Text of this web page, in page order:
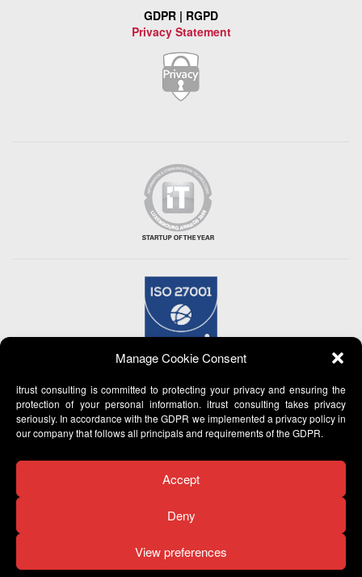
Manage Cookie Consent
itrust consulting is committed to protecting your privacy and ensuring the
protection of your personal information. itrust consulting takes privacy
seriously. In accordance with the GDPR we implemented a privacy policy in
our company that follows all principals and requirements of the GDPR.
Accept
Deny
View preferences
GDPR | RGPD
Privacy Statement
© 2007 -2026 itrust consulting - All Rights Reserved